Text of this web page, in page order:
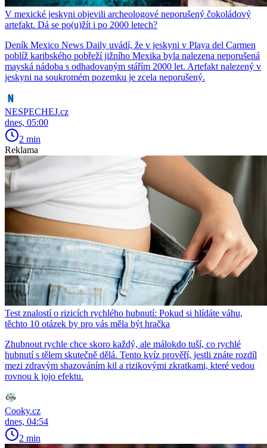
V mexické jeskyni objevili archeologové neporušený čokoládový
artefakt. Dá se po(u)žít i po 2000 letech?
Deník Mexico News Daily uvádí, že v jeskyni v Playa del Carmen
poblíž karibského pobřeží jižního Mexika byla nalezena neporušená
mayská nádoba s odhadovaným stářím 2000 let. Artefakt nalezený v
jeskyni na soukromém pozemku je zcela neporušený.
NESPECHEJ.cz
dnes, 05:00
2 min
Reklama
Test znalostí o rizicích rychlého hubnutí: Pokud si hlídáte váhu,
těchto 10 otázek by pro vás měla být hračka
Zhubnout rychle chce skoro každý, ale málokdo tuší, co rychlé
hubnutí s tělem skutečně dělá. Tento kvíz prověří, jestli znáte rozdíl
mezi zdravým shazováním kil a rizikovými zkratkami, které vedou
rovnou k jojo efektu.
Cooky.cz
dnes, 04:54
2 min